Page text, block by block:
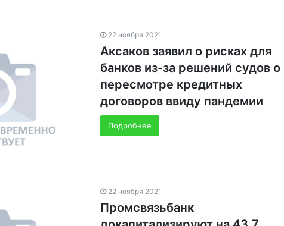
22 ноября 2021
Аксаков заявил о рисках для
банков из-за решений судов о
пересмотре кредитных
договоров ввиду пандемии
Подробнее
22 ноября 2021
Промсвязьбанк